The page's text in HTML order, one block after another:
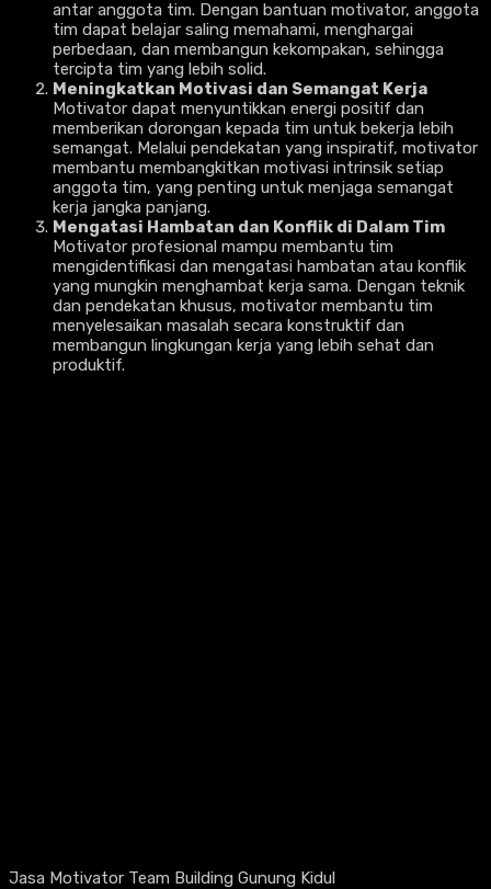
antar anggota tim. Dengan bantuan motivator, anggota
tim dapat belajar saling memahami, menghargai
perbedaan, dan membangun kekompakan, sehingga
tercipta tim yang lebih solid.
Meningkatkan Motivasi dan Semangat Kerja
Motivator dapat menyuntikkan energi positif dan
memberikan dorongan kepada tim untuk bekerja lebih
semangat. Melalui pendekatan yang inspiratif, motivator
membantu membangkitkan motivasi intrinsik setiap
anggota tim, yang penting untuk menjaga semangat
kerja jangka panjang.
Mengatasi Hambatan dan Konflik di Dalam Tim
Motivator profesional mampu membantu tim
mengidentifikasi dan mengatasi hambatan atau konflik
yang mungkin menghambat kerja sama. Dengan teknik
dan pendekatan khusus, motivator membantu tim
menyelesaikan masalah secara konstruktif dan
membangun lingkungan kerja yang lebih sehat dan
produktif.
Jasa Motivator Team Building Gunung Kidul